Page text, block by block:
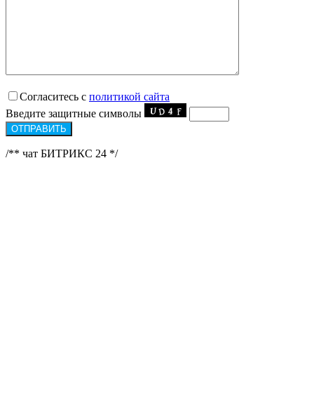
Согласитесь с политикой сайта
Введите защитные символы
/** чат БИТРИКС 24 */